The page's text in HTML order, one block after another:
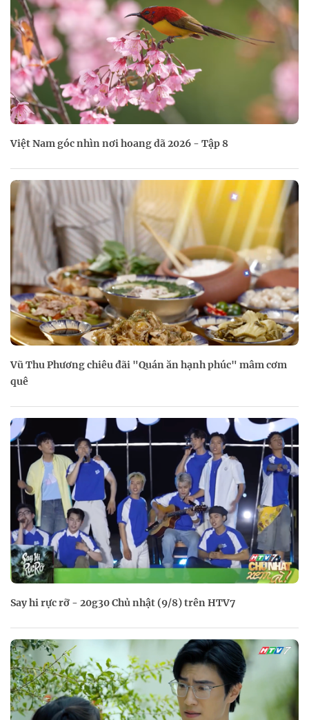
Việt Nam góc nhìn nơi hoang dã 2026 - Tập 8
Vũ Thu Phương chiêu đãi "Quán ăn hạnh phúc" mâm cơm
quê
Say hi rực rỡ - 20g30 Chủ nhật (9/8) trên HTV7